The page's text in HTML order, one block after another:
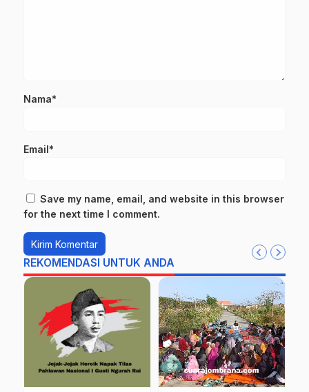
Nama*
Email*
Save my name, email, and website in this browser
for the next time I comment.
REKOMENDASI UNTUK ANDA